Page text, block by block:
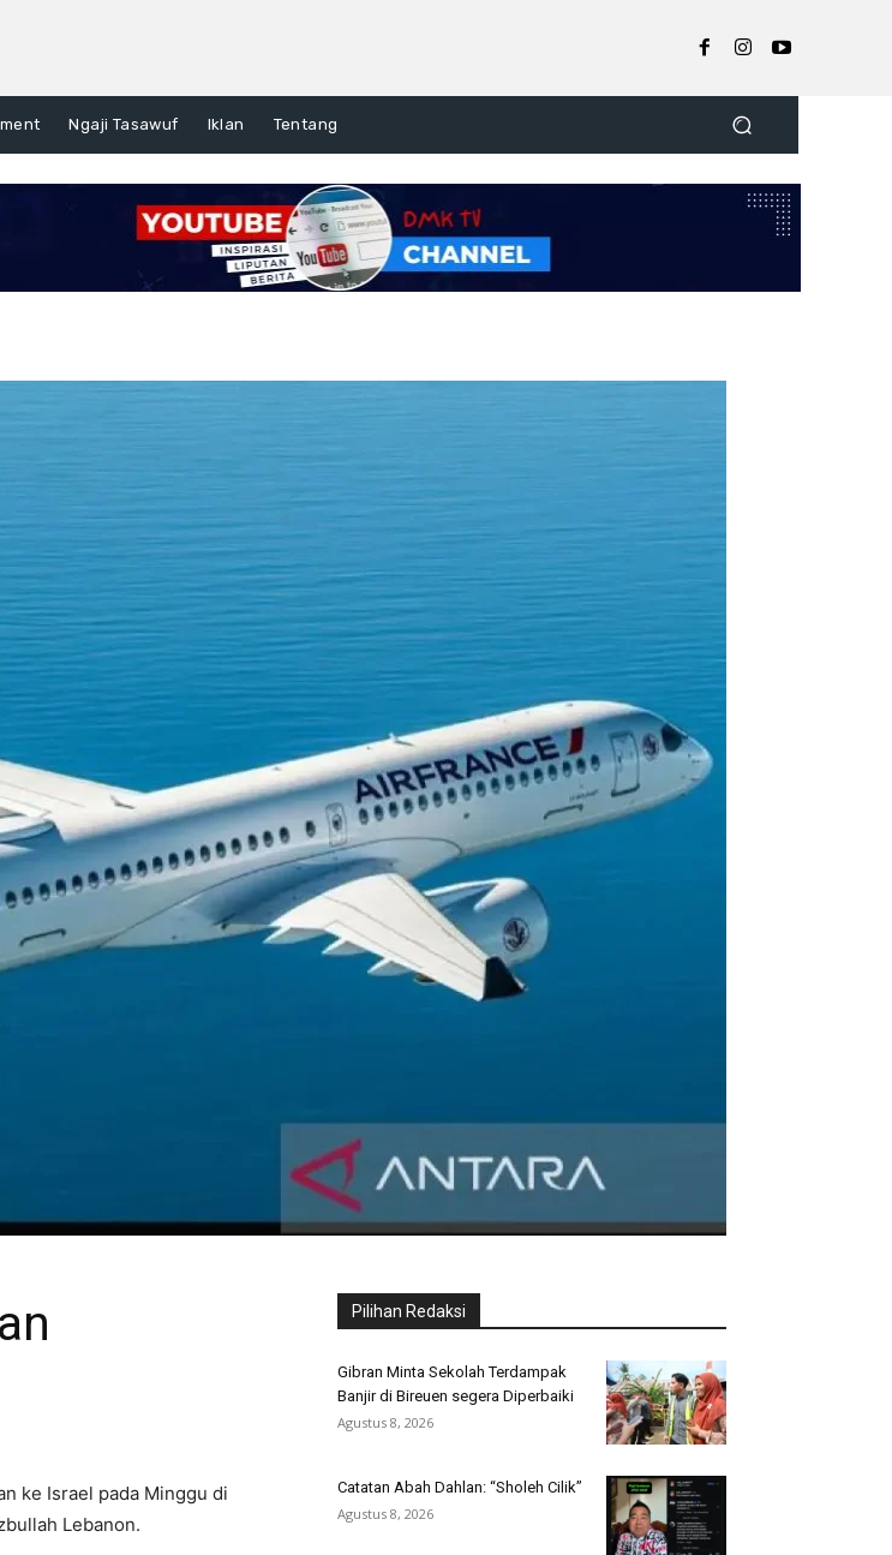
Ngaji Tasawuf Iklan Tentang
ke Israel pada Minggu di
Lebanon.
Pilihan Redaksi
Gibran Minta Sekolah Terdampak
Banjir di Bireuen segera Diperbaiki
Agustus 8, 2026
Catatan Abah Dahlan: “Sholeh Cilik”
Agustus 8, 2026